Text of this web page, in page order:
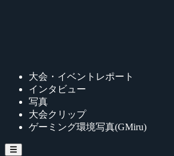
大会・イベントレポート
インタビュー
写真
大会クリップ
ゲーミング環境写真(GMiru)